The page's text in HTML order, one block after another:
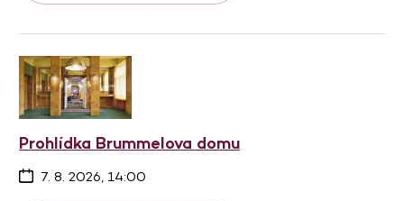
Prohlídka Brummelova domu
7. 8. 2026, 14:00